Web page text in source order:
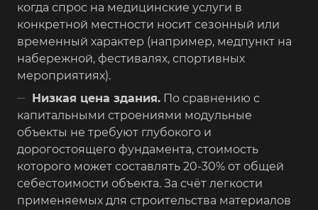
когда спрос на медицинские услуги в
конкретной местности носит сезонный или
временный характер (например, медпункт на
набережной, фестивалях, спортивных
мероприятиях).
Низкая цена здания. По сравнению с
капитальными строениями модульные
объекты не требуют глубокого и
дорогостоящего фундамента, стоимость
которого может составлять 20-30% от общей
себестоимости объекта. За счёт легкости
применяемых для строительства материалов